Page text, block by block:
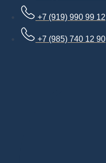
+7 (919) 990 99 12
+7 (985) 740 12 90